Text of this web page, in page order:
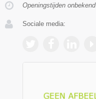
Openingstijden onbekend
Sociale media: